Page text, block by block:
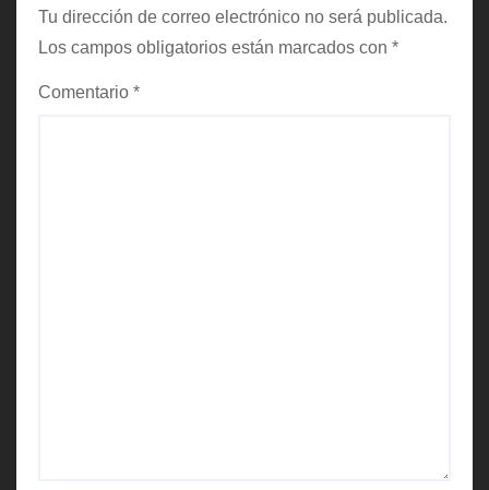
s
Tu dirección de correo electrónico no será publicada.
Los campos obligatorios están marcados con *
Comentario *